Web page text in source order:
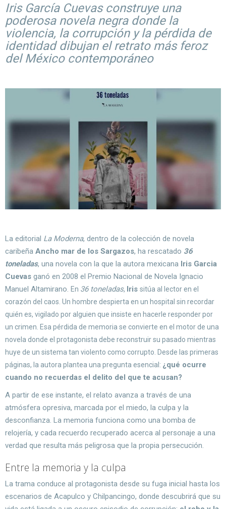
Iris García Cuevas construye una
poderosa novela negra donde la
violencia, la corrupción y la pérdida de
identidad dibujan el retrato más feroz
del México contemporáneo
La editorial La Moderna, dentro de la colección de novela
caribeña Ancho mar de los Sargazos, ha rescatado 36
toneladas, una novela con la que la autora mexicana Iris Garcia
Cuevas ganó en 2008 el Premio Nacional de Novela Ignacio
Manuel Altamirano. En 36 toneladas, Iris sitúa al lector en el
corazón del caos. Un hombre despierta en un hospital sin recordar
quién es, vigilado por alguien que insiste en hacerle responder por
un crimen. Esa pérdida de memoria se convierte en el motor de una
novela donde el protagonista debe reconstruir su pasado mientras
huye de un sistema tan violento como corrupto. Desde las primeras
páginas, la autora plantea una pregunta esencial: ¿qué ocurre
cuando no recuerdas el delito del que te acusan?
A partir de ese instante, el relato avanza a través de una
atmósfera opresiva, marcada por el miedo, la culpa y la
desconfianza. La memoria funciona como una bomba de
relojería, y cada recuerdo recuperado acerca al personaje a una
verdad que resulta más peligrosa que la propia persecución.
Entre la memoria y la culpa
La trama conduce al protagonista desde su fuga inicial hasta los
escenarios de Acapulco y Chilpancingo, donde descubrirá que su